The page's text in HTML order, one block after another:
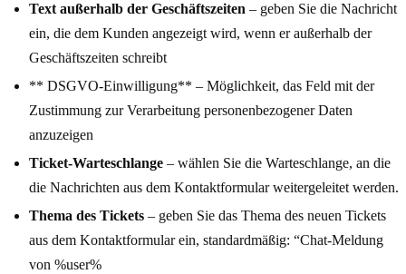
Text außerhalb der Geschäftszeiten – geben Sie die Nachricht
ein, die dem Kunden angezeigt wird, wenn er außerhalb der
Geschäftszeiten schreibt
** DSGVO-Einwilligung** – Möglichkeit, das Feld mit der
Zustimmung zur Verarbeitung personenbezogener Daten
anzuzeigen
Ticket-Warteschlange – wählen Sie die Warteschlange, an die
die Nachrichten aus dem Kontaktformular weitergeleitet werden.
Thema des Tickets – geben Sie das Thema des neuen Tickets
aus dem Kontaktformular ein, standardmäßig: “Chat-Meldung
von %user%